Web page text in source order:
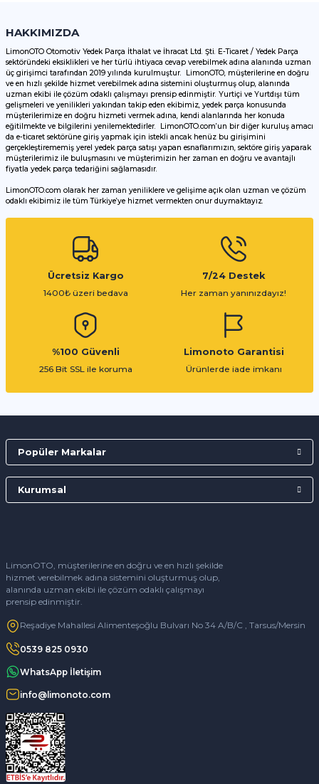
Görüş ve önerileriniz için teşekkür ederiz.
Ürün resmi kalitesiz, bozuk veya görüntülenemiyor.
Ürün açıklamasında eksik bilgiler bulunuyor.
Ürün bilgilerinde hatalar bulunuyor.
Ürün fiyatı diğer sitelerden daha pahalı.
Bu ürüne benzer farklı alternatifler olmalı.
HAKKIMIZDA
LimonOTO Otomotiv Yedek Parça İthalat ve İhracat Ltd. Şti. E-Ticaret / Yedek Parça
sektöründeki eksiklikleri ve her türlü ihtiyaca cevap verebilmek adına alanında uzman
üç girişimci tarafından 2019 yılında kurulmuştur. LimonOTO, müşterilerine en doğru
ve en hızlı şekilde hizmet verebilmek adına sistemini oluşturmuş olup, alanında
uzman ekibi ile çözüm odaklı çalışmayı prensip edinmiştir. Yurtiçi ve Yurtdışı tüm
gelişmeleri ve yenilikleri yakından takip eden ekibimiz, yedek parça konusunda
müşterilerimize en doğru hizmeti vermek adına, kendi alanlarında her konuda
eğitilmekte ve bilgilerini yenilemektedirler. LimonOTO.com’un bir diğer kuruluş amacı
da e-ticaret sektörüne giriş yapmak için istekli ancak henüz bu girişimini
gerçekleştirememiş yerel yedek parça satışı yapan esnaflarımızın, sektöre giriş yaparak
müşterilerimiz ile buluşmasını ve müşterimizin her zaman en doğru ve avantajlı
fiyatla yedek parça tedariğini sağlamasıdır.
LimonOTO.com olarak her zaman yeniliklere ve gelişime açık olan uzman ve çözüm
odaklı ekibimiz ile tüm Türkiye’ye hizmet vermekten onur duymaktayız.
Ücretsiz Kargo
1400₺ üzeri bedava
7/24 Destek
Her zaman yanınızdayız!
%100 Güvenli
256 Bit SSL ile koruma
Limonoto Garantisi
Ürünlerde iade imkanı
LimonOTO, müşterilerine en doğru ve en hızlı şekilde
hizmet verebilmek adına sistemini oluşturmuş olup,
alanında uzman ekibi ile çözüm odaklı çalışmayı
prensip edinmiştir.
Reşadiye Mahallesi Alimenteşoğlu Bulvarı No 34 A/B/C , Tarsus/Mersin
0539 825 0930
WhatsApp İletişim
info@limonoto.com
Popüler Markalar
Kurumsal